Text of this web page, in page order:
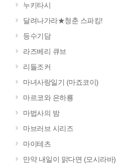
누키타시
달려나가라★청춘 스파킹!
등수기담
라즈베리 큐브
리들조커
마녀사랑일기 (마죠코이)
마르코와 은하룡
마법사의 밤
마브러브 시리즈
마이테츠
만약 내일이 맑다면 (모시라바)